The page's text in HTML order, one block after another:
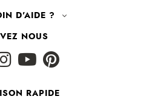
D'AIDE ?
NOUS
RAPIDE